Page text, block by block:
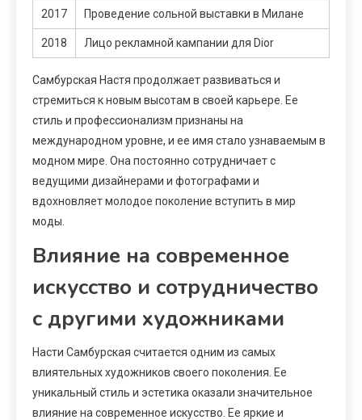
2017 Проведение сольной выставки в Милане
2018 Лицо рекламной кампании для Dior
Самбурская Настя продолжает развиваться и
стремиться к новым высотам в своей карьере. Ее
стиль и профессионализм признаны на
международном уровне, и ее имя стало узнаваемым в
модном мире. Она постоянно сотрудничает с
ведущими дизайнерами и фотографами и
вдохновляет молодое поколение вступить в мир
моды.
Влияние на современное
искусство и сотрудничество
с другими художниками
Насти Самбурская считается одним из самых
влиятельных художников своего поколения. Ее
уникальный стиль и эстетика оказали значительное
влияние на современное искусство. Ее яркие и